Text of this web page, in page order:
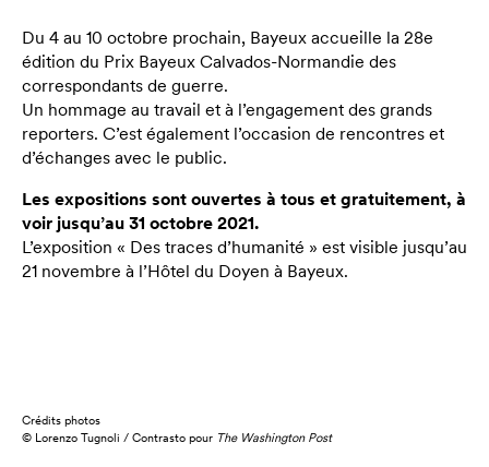
Du 4 au 10 octobre prochain, Bayeux accueille la 28e
édition du Prix Bayeux Calvados-Normandie des
correspondants de guerre.
Un hommage au travail et à l’engagement des grands
reporters. C’est également l’occasion de rencontres et
d’échanges avec le public.
Les expositions sont ouvertes à tous et gratuitement, à
voir jusqu’au 31 octobre 2021.
L’exposition « Des traces d’humanité » est visible jusqu’au
21 novembre à l’Hôtel du Doyen à Bayeux.
Crédits photos
© Lorenzo Tugnoli / Contrasto pour The Washington Post